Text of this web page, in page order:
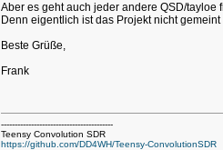
Aber es geht auch jeder andere QSD/tayloe
Denn eigentlich ist das Projekt nicht
Beste Grüße,
Frank
-----------------------------------------
Teensy Convolution SDR
https://github.com/DD4WH/Teensy-ConvolutionSDR